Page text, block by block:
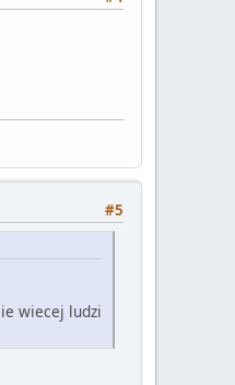
#5
wiecej ludzi